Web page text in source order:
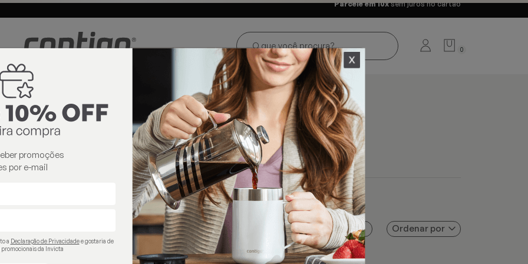
e Centro-
Loja oficialInvicta® no Brasil Parcele em 10xsem juros no cartão
0
contigo
Filtros Ordenar por
promoções
por e-mail
a Declaração de Privacidadee gostaria de
da Invicta